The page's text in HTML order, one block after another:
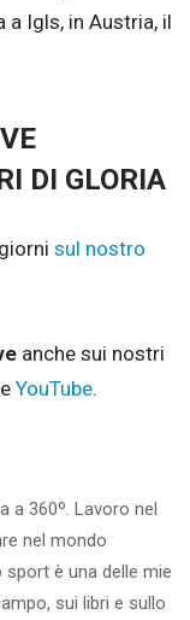
a Igls, in Austria, il
DI GLORIA
sul nostro
anche sui nostri
e YouTube.
a 360º. Lavoro nel
nel mondo
è una delle mie
sui libri e sullo